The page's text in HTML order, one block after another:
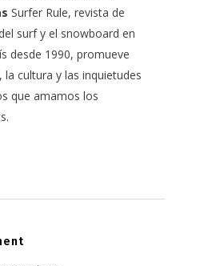
Surfer Rule, revista de
surf y el snowboard en
desde 1990, promueve
la cultura y las inquietudes
que amamos los